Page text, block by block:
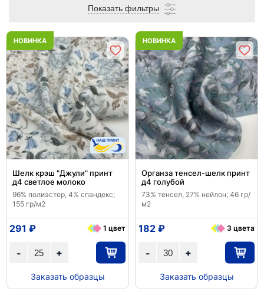
Показать фильтры
НОВИНКА
Шелк крэш "Джули" принт
д4 светлое молоко
96% полиэстер, 4% спандекс;
155 гр/м2
+
-
291 ₽ 1 цвет
Заказать образцы
НОВИНКА
Органза тенсел-шелк принт
д4 голубой
73% тенсел, 27% нейлон; 46 гр/
м2
+
-
182 ₽ 3 цвета
Заказать образцы